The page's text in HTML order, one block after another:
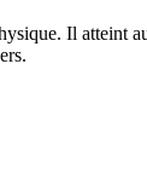
Il atteint